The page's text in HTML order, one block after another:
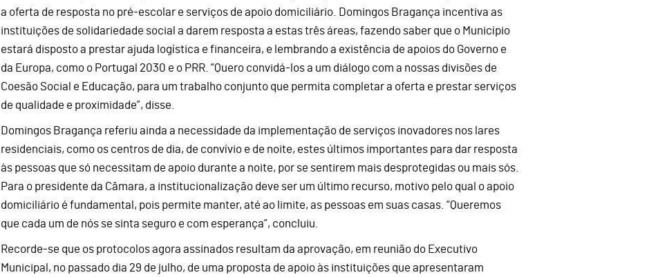
a oferta de resposta no pré-escolar e serviços de apoio domiciliário. Domingos Bragança incentiva as
instituições de solidariedade social a darem resposta a estas três áreas, fazendo saber que o Município
estará disposto a prestar ajuda logística e financeira, e lembrando a existência de apoios do Governo e
da Europa, como o Portugal 2030 e o PRR. “Quero convidá-los a um diálogo com a nossas divisões de
Coesão Social e Educação, para um trabalho conjunto que permita completar a oferta e prestar serviços
de qualidade e proximidade”, disse.
Domingos Bragança referiu ainda a necessidade da implementação de serviços inovadores nos lares
residenciais, como os centros de dia, de convívio e de noite, estes últimos importantes para dar resposta
às pessoas que só necessitam de apoio durante a noite, por se sentirem mais desprotegidas ou mais sós.
Para o presidente da Câmara, a institucionalização deve ser um último recurso, motivo pelo qual o apoio
domiciliário é fundamental, pois permite manter, até ao limite, as pessoas em suas casas. “Queremos
que cada um de nós se sinta seguro e com esperança”, concluiu.
Recorde-se que os protocolos agora assinados resultam da aprovação, em reunião do Executivo
Municipal, no passado dia 29 de julho, de uma proposta de apoio às instituições que apresentaram